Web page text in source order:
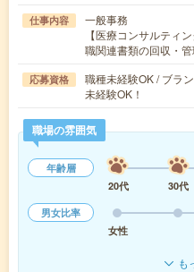
仕事内容
一般事務
【医療コンサルティ
職関連書類の回収・
応募資格
職種未経験OK / ブラ
未経験OK！
職場の雰囲気
年齢層
20代
30代
男女比率
女性
も